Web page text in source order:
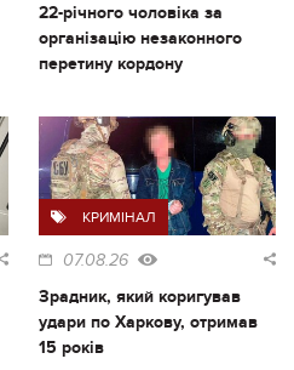
22-річного чоловіка за
організацію незаконного
перетину кордону
КРИМІНАЛ
07.08.26
Зрадник, який коригував
удари по Харкову, отримав
15 років